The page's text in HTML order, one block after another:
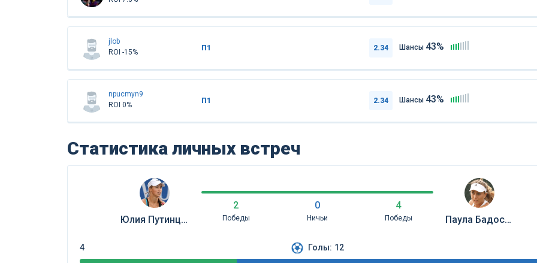
jlob
ROI -15%
П1 2.34 Шансы 43%
npucmyn9
ROI 0%
П1 2.34 Шансы 43%
Статистика личных встреч
Юлия Путинцева
2
Победы
0
Ничьи
4
Победы Паула Бадоса Хиберт
4 Голы: 12